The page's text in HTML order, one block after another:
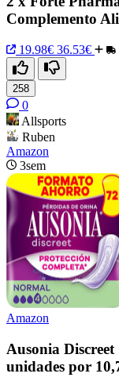
Complemento
19.98€ 36.53€
258
0
Allsports
Ruben
Amazon
3sem
Amazon
Ausonia
unidades por